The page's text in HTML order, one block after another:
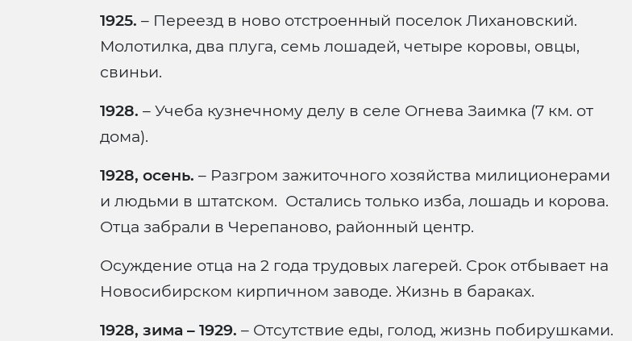
1925. – Переезд в ново отстроенный поселок Лихановский.
Молотилка, два плуга, семь лошадей, четыре коровы, овцы,
свиньи.
1928. – Учеба кузнечному делу в селе Огнева Заимка (7 км. от
дома).
1928, осень. – Разгром зажиточного хозяйства милиционерами
и людьми в штатском. Остались только изба, лошадь и корова.
Отца забрали в Черепаново, районный центр.
Осуждение отца на 2 года трудовых лагерей. Срок отбывает на
Новосибирском кирпичном заводе. Жизнь в бараках.
1928, зима – 1929. – Отсутствие еды, голод, жизнь побирушками.